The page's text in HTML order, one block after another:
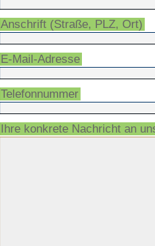
Anschrift (Straße, PLZ, Ort)
E-Mail-Adresse
Telefonnummer
Ihre konkrete Nachricht an